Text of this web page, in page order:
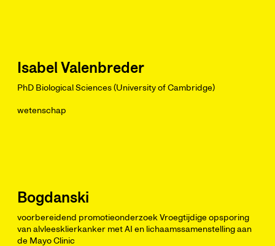
Isabel Valenbreder
PhD Biological Sciences (University of Cambridge)
wetenschap
Bogdanski
voorbereidend promotieonderzoek Vroegtijdige opsporing
van alvleesklierkanker met AI en lichaamssamenstelling aan
de Mayo Clinic